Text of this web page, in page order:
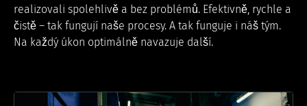
realizovali spolehlivě a bez problémů. Efektivně, rychle a
čistě – tak fungují naše procesy. A tak funguje i náš tým.
Na každý úkon optimálně navazuje další.